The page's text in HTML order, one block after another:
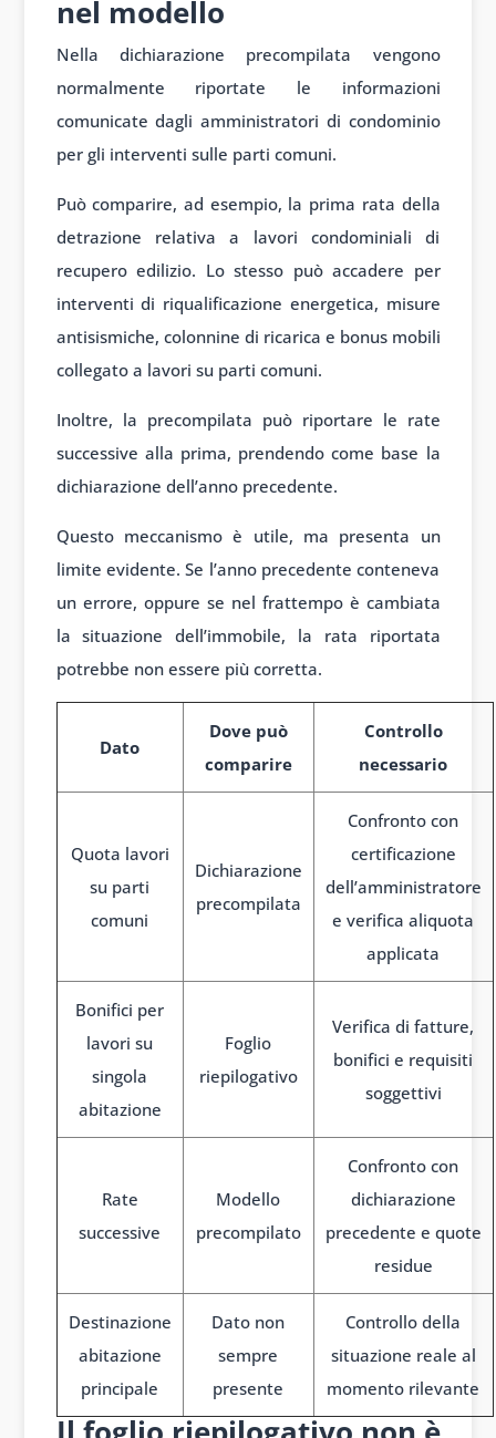
nel modello
Nella dichiarazione precompilata vengono
normalmente riportate le informazioni
comunicate dagli amministratori di condominio
per gli interventi sulle parti comuni.
Può comparire, ad esempio, la prima rata della
detrazione relativa a lavori condominiali di
recupero edilizio. Lo stesso può accadere per
interventi di riqualificazione energetica, misure
antisismiche, colonnine di ricarica e bonus mobili
collegato a lavori su parti comuni.
Inoltre, la precompilata può riportare le rate
successive alla prima, prendendo come base la
dichiarazione dell’anno precedente.
Questo meccanismo è utile, ma presenta un
limite evidente. Se l’anno precedente conteneva
un errore, oppure se nel frattempo è cambiata
la situazione dell’immobile, la rata riportata
potrebbe non essere più corretta.
Dato
Dove può
comparire
Controllo
necessario
Quota lavori
su parti
comuni
Dichiarazione
precompilata
Confronto con
certificazione
dell’amministratore
e verifica aliquota
applicata
Bonifici per
lavori su
singola
abitazione
Foglio
riepilogativo
Verifica di fatture,
bonifici e requisiti
soggettivi
Rate
successive
Modello
precompilato
Confronto con
dichiarazione
precedente e quote
residue
Destinazione
abitazione
principale
Dato non
sempre
presente
Controllo della
situazione reale al
momento rilevante